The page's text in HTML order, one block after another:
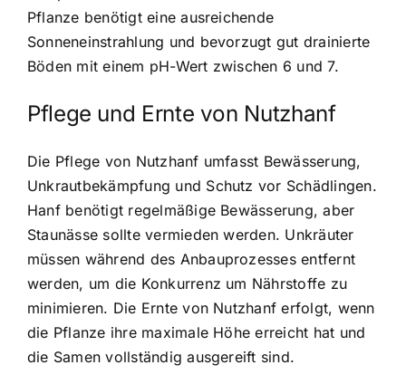
Pflanze benötigt eine ausreichende
Sonneneinstrahlung und bevorzugt gut drainierte
Böden mit einem pH-Wert zwischen 6 und 7.
Pflege und Ernte von Nutzhanf
Die Pflege von Nutzhanf umfasst Bewässerung,
Unkrautbekämpfung und Schutz vor Schädlingen.
Hanf benötigt regelmäßige Bewässerung, aber
Staunässe sollte vermieden werden. Unkräuter
müssen während des Anbauprozesses entfernt
werden, um die Konkurrenz um Nährstoffe zu
minimieren. Die Ernte von Nutzhanf erfolgt, wenn
die Pflanze ihre maximale Höhe erreicht hat und
die Samen vollständig ausgereift sind.